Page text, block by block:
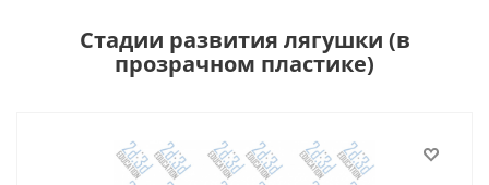
Стадии развития лягушки (в
прозрачном пластике)